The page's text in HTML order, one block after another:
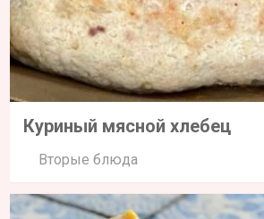
Куриный мясной хлебец
Вторые блюда